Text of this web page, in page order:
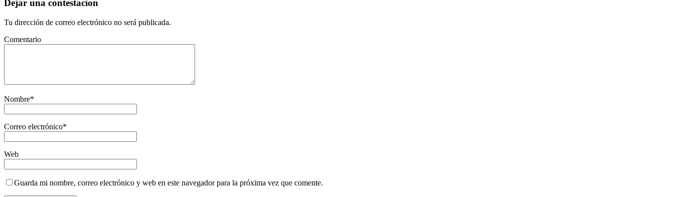
Dejar una contestacion
Tu dirección de correo electrónico no será publicada.
Comentario
Nombre*
Correo electrónico*
Web
Guarda mi nombre, correo electrónico y web en este navegador para la próxima vez que comente.